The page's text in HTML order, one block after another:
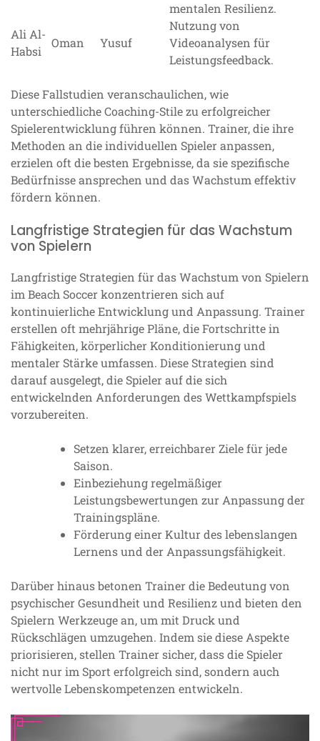
mentalen Resilienz.
Ali Al-
Habsi
Oman Yusuf
Nutzung von
Videoanalysen für
Leistungsfeedback.
Diese Fallstudien veranschaulichen, wie
unterschiedliche Coaching-Stile zu erfolgreicher
Spielerentwicklung führen können. Trainer, die ihre
Methoden an die individuellen Spieler anpassen,
erzielen oft die besten Ergebnisse, da sie spezifische
Bedürfnisse ansprechen und das Wachstum effektiv
fördern können.
Langfristige Strategien für das Wachstum
von Spielern
Langfristige Strategien für das Wachstum von Spielern
im Beach Soccer konzentrieren sich auf
kontinuierliche Entwicklung und Anpassung. Trainer
erstellen oft mehrjährige Pläne, die Fortschritte in
Fähigkeiten, körperlicher Konditionierung und
mentaler Stärke umfassen. Diese Strategien sind
darauf ausgelegt, die Spieler auf die sich
entwickelnden Anforderungen des Wettkampfspiels
vorzubereiten.
Setzen klarer, erreichbarer Ziele für jede
Saison.
Einbeziehung regelmäßiger
Leistungsbewertungen zur Anpassung der
Trainingspläne.
Förderung einer Kultur des lebenslangen
Lernens und der Anpassungsfähigkeit.
Darüber hinaus betonen Trainer die Bedeutung von
psychischer Gesundheit und Resilienz und bieten den
Spielern Werkzeuge an, um mit Druck und
Rückschlägen umzugehen. Indem sie diese Aspekte
priorisieren, stellen Trainer sicher, dass die Spieler
nicht nur im Sport erfolgreich sind, sondern auch
wertvolle Lebenskompetenzen entwickeln.